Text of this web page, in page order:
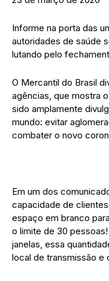
Informe na porta das
autoridades de saúde
lutando pelo
O Mercantil do Brasil
agências, que mostra
sido amplamente
mundo: evitar
combater o novo
Em um dos
capacidade de
espaço em branco
o limite de 30
janelas, essa
local de transmissão e